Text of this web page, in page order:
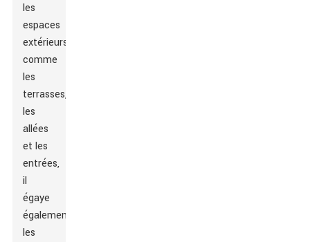
les
espaces
extérieurs
comme
les
terrasses,
les
allées
et les
entrées,
il
égaye
également
les